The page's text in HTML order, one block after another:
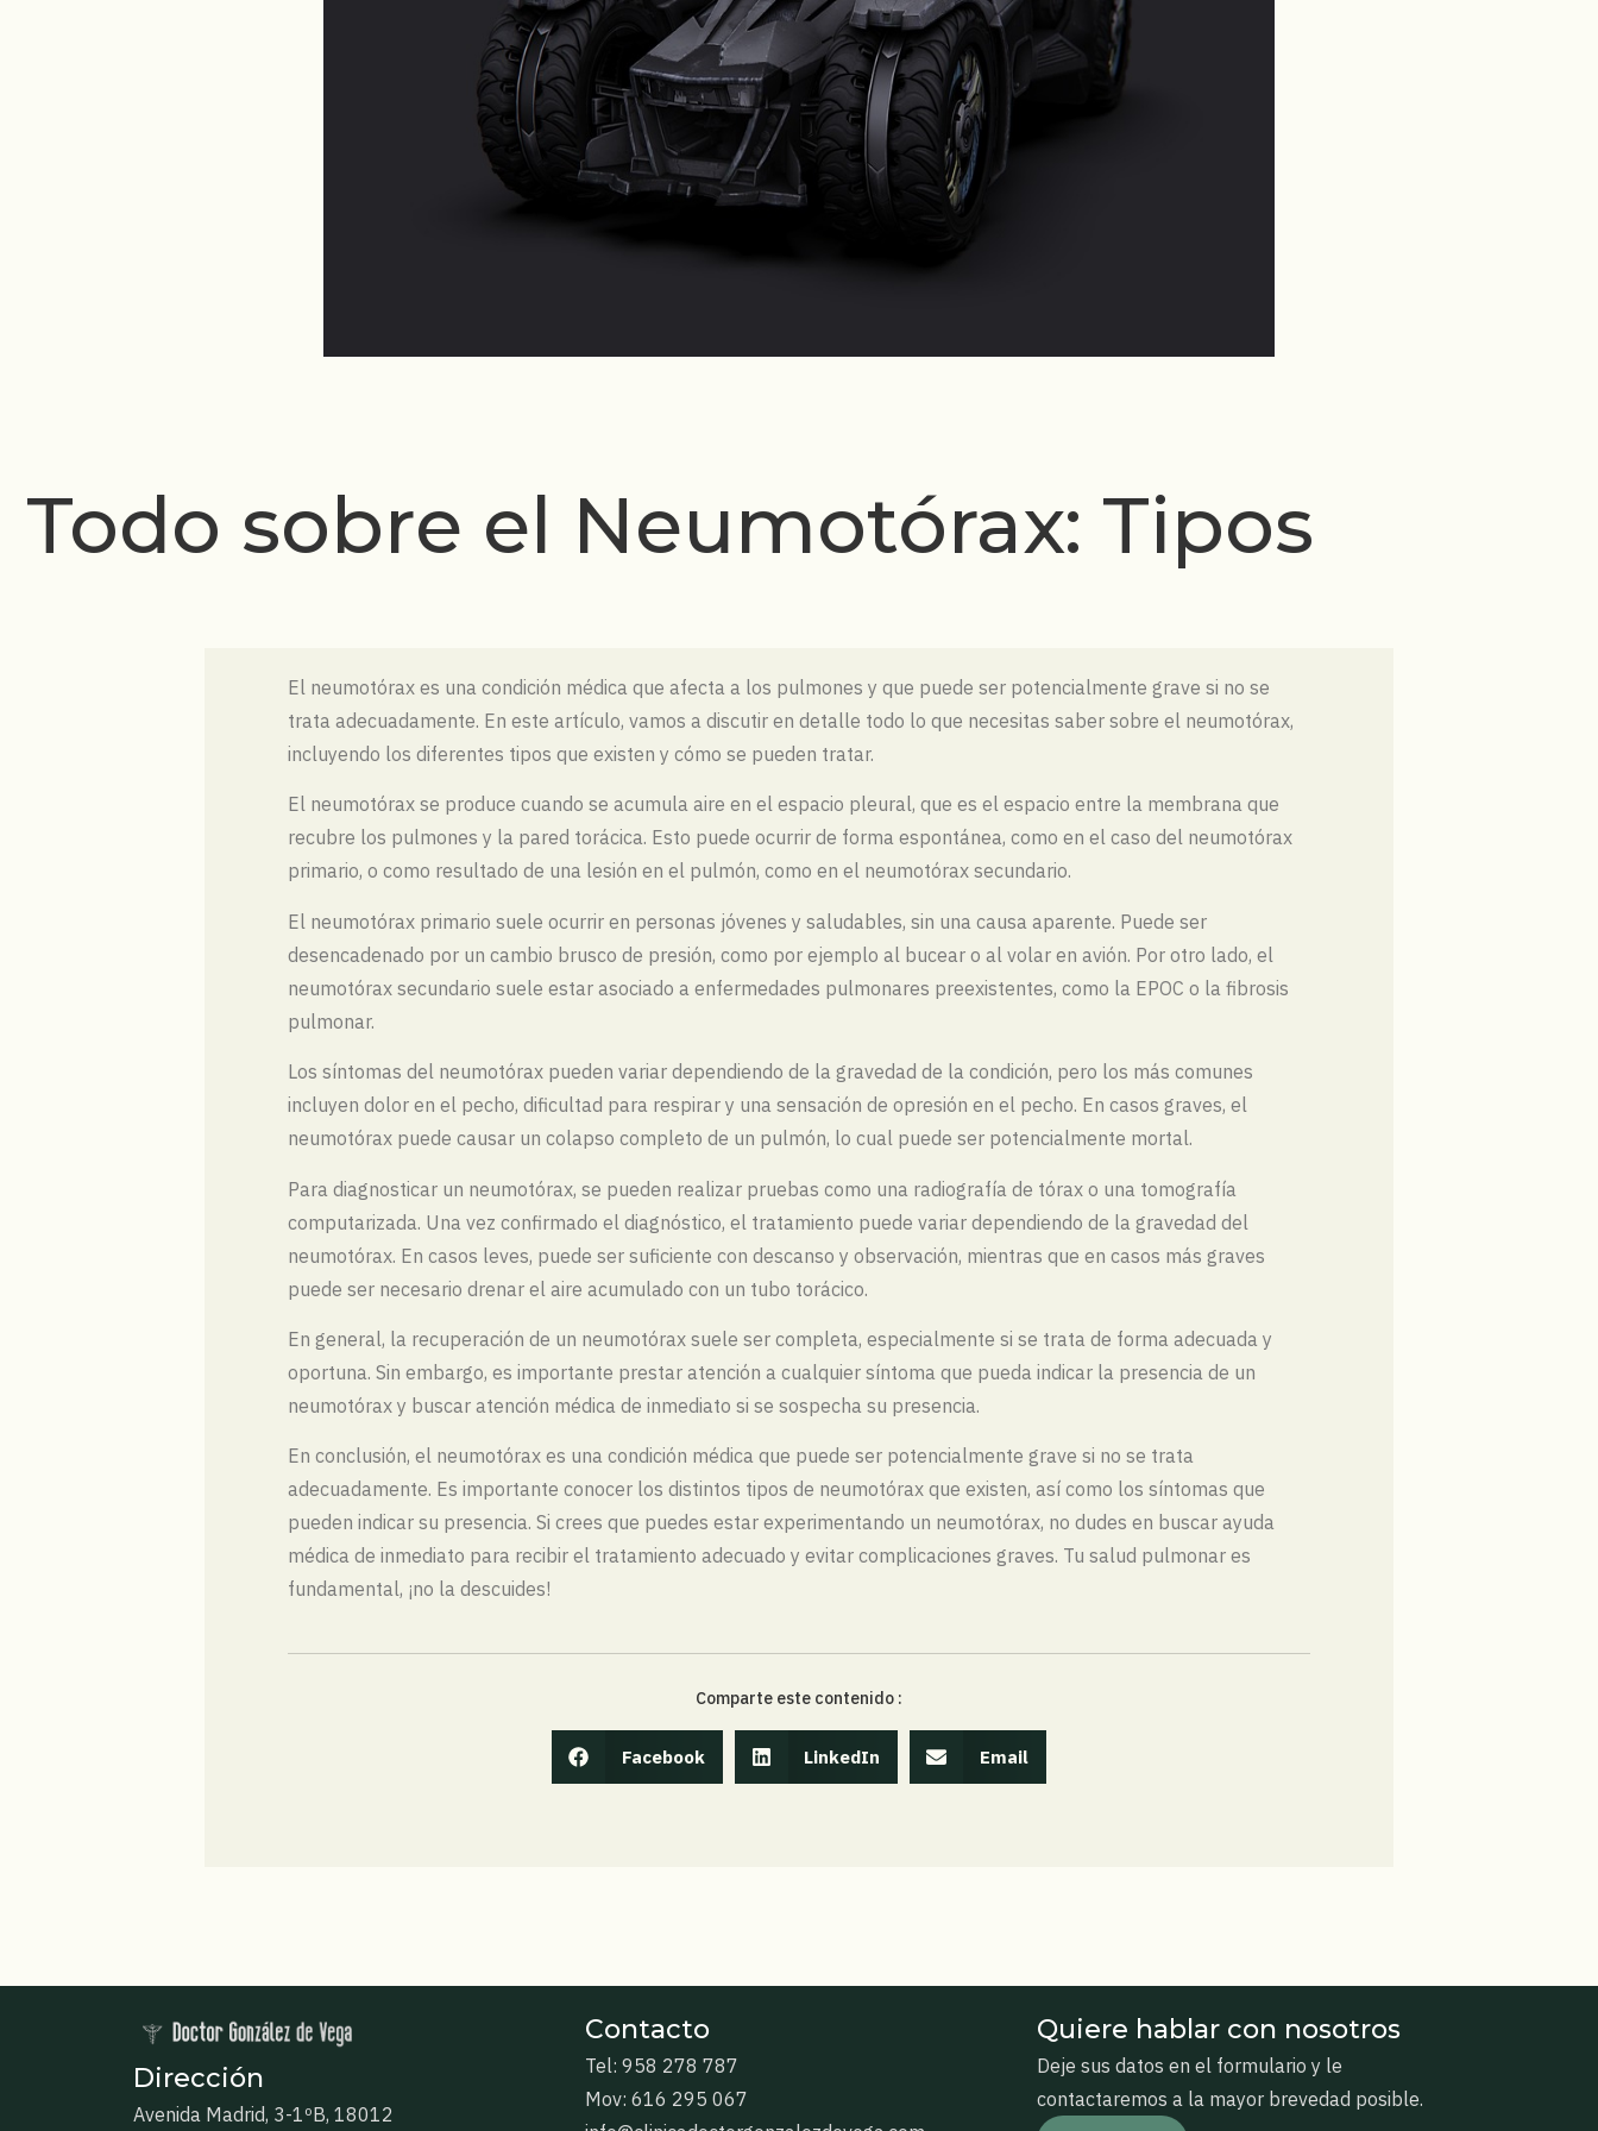
Todo sobre el Neumotórax: Tipos
El neumotórax es una condición médica que afecta a los pulmones y que puede ser potencialmente grave si no se
trata adecuadamente. En este artículo, vamos a discutir en detalle todo lo que necesitas saber sobre el neumotórax,
incluyendo los diferentes tipos que existen y cómo se pueden tratar.
El neumotórax se produce cuando se acumula aire en el espacio pleural, que es el espacio entre la membrana que
recubre los pulmones y la pared torácica. Esto puede ocurrir de forma espontánea, como en el caso del neumotórax
primario, o como resultado de una lesión en el pulmón, como en el neumotórax secundario.
El neumotórax primario suele ocurrir en personas jóvenes y saludables, sin una causa aparente. Puede ser
desencadenado por un cambio brusco de presión, como por ejemplo al bucear o al volar en avión. Por otro lado, el
neumotórax secundario suele estar asociado a enfermedades pulmonares preexistentes, como la EPOC o la fibrosis
pulmonar.
Los síntomas del neumotórax pueden variar dependiendo de la gravedad de la condición, pero los más comunes
incluyen dolor en el pecho, dificultad para respirar y una sensación de opresión en el pecho. En casos graves, el
neumotórax puede causar un colapso completo de un pulmón, lo cual puede ser potencialmente mortal.
Para diagnosticar un neumotórax, se pueden realizar pruebas como una radiografía de tórax o una tomografía
computarizada. Una vez confirmado el diagnóstico, el tratamiento puede variar dependiendo de la gravedad del
neumotórax. En casos leves, puede ser suficiente con descanso y observación, mientras que en casos más graves
puede ser necesario drenar el aire acumulado con un tubo torácico.
En general, la recuperación de un neumotórax suele ser completa, especialmente si se trata de forma adecuada y
oportuna. Sin embargo, es importante prestar atención a cualquier síntoma que pueda indicar la presencia de un
neumotórax y buscar atención médica de inmediato si se sospecha su presencia.
En conclusión, el neumotórax es una condición médica que puede ser potencialmente grave si no se trata
adecuadamente. Es importante conocer los distintos tipos de neumotórax que existen, así como los síntomas que
pueden indicar su presencia. Si crees que puedes estar experimentando un neumotórax, no dudes en buscar ayuda
médica de inmediato para recibir el tratamiento adecuado y evitar complicaciones graves. Tu salud pulmonar es
fundamental, ¡no la descuides!
Comparte este contenido :
Facebook LinkedIn Email
Dirección
Avenida Madrid, 3-1ºB, 18012
Contacto
Tel: 958 278 787
Mov: 616 295 067
Quiere hablar con nosotros
Deje sus datos en el formulario y le
contactaremos a la mayor brevedad posible.